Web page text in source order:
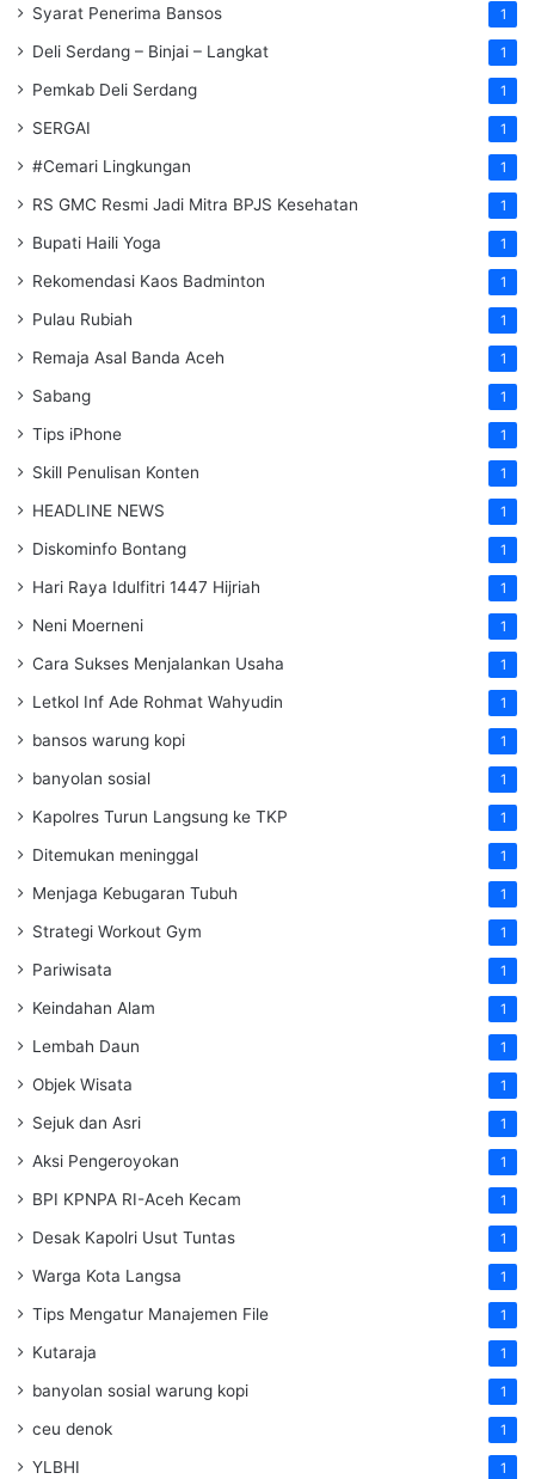
Syarat Penerima Bansos 1
Deli Serdang – Binjai – Langkat 1
Pemkab Deli Serdang 1
SERGAI 1
#Cemari Lingkungan 1
RS GMC Resmi Jadi Mitra BPJS Kesehatan 1
Bupati Haili Yoga 1
Rekomendasi Kaos Badminton 1
Pulau Rubiah 1
Remaja Asal Banda Aceh 1
Sabang 1
Tips iPhone 1
Skill Penulisan Konten 1
HEADLINE NEWS 1
Diskominfo Bontang 1
Hari Raya Idulfitri 1447 Hijriah 1
Neni Moerneni 1
Cara Sukses Menjalankan Usaha 1
Letkol Inf Ade Rohmat Wahyudin 1
bansos warung kopi 1
banyolan sosial 1
Kapolres Turun Langsung ke TKP 1
Ditemukan meninggal 1
Menjaga Kebugaran Tubuh 1
Strategi Workout Gym 1
Pariwisata 1
Keindahan Alam 1
Lembah Daun 1
Objek Wisata 1
Sejuk dan Asri 1
Aksi Pengeroyokan 1
BPI KPNPA RI-Aceh Kecam 1
Desak Kapolri Usut Tuntas 1
Warga Kota Langsa 1
Tips Mengatur Manajemen File 1
Kutaraja 1
banyolan sosial warung kopi 1
ceu denok 1
YLBHI 1